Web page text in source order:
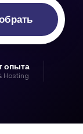
опыта
Hosting